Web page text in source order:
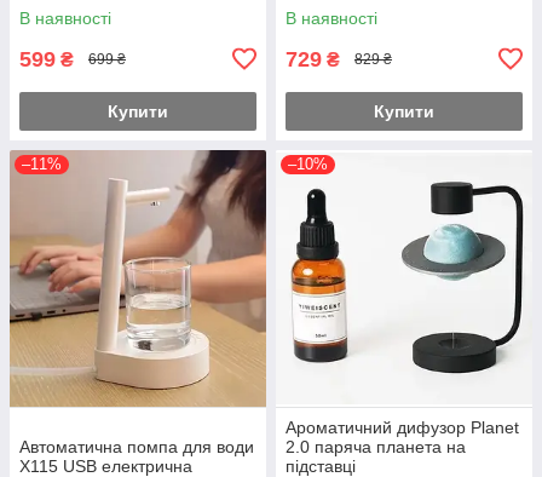
В наявності
599 ₴ 699 ₴
Купити
В наявності
729 ₴ 829 ₴
Купити
–11%
Автоматична помпа для води
X115 USB електрична
–10%
Ароматичний дифузор Planet
2.0 паряча планета на
підставці